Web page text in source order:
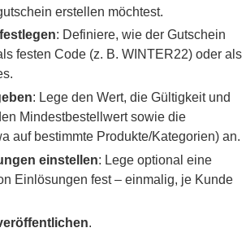
erstellen möchtest.
: Definiere, wie der Gutschein
festen Code (z. B. WINTER22) oder als
: Lege den Wert, die Gültigkeit und
Mindestbestellwert sowie die
auf bestimmte Produkte/Kategorien) an.
einstellen: Lege optional eine
Einlösungen fest – einmalig, je Kunde
.